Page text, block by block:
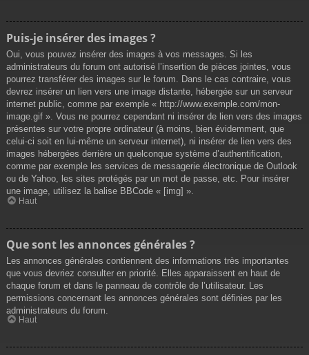
Puis-je insérer des images ?
Oui, vous pouvez insérer des images à vos messages. Si les
administrateurs du forum ont autorisé l’insertion de pièces jointes, vous
pourrez transférer des images sur le forum. Dans le cas contraire, vous
devrez insérer un lien vers une image distante, hébergée sur un serveur
internet public, comme par exemple « http://www.exemple.com/mon-
image.gif ». Vous ne pourrez cependant ni insérer de lien vers des images
présentes sur votre propre ordinateur (à moins, bien évidemment, que
celui-ci soit en lui-même un serveur internet), ni insérer de lien vers des
images hébergées derrière un quelconque système d’authentification,
comme par exemple les services de messagerie électronique de Outlook
ou de Yahoo, les sites protégés par un mot de passe, etc. Pour insérer
une image, utilisez la balise BBCode « [img] ».
Haut
Que sont les annonces générales ?
Les annonces générales contiennent des informations très importantes
que vous devriez consulter en priorité. Elles apparaissent en haut de
chaque forum et dans le panneau de contrôle de l’utilisateur. Les
permissions concernant les annonces générales sont définies par les
administrateurs du forum.
Haut